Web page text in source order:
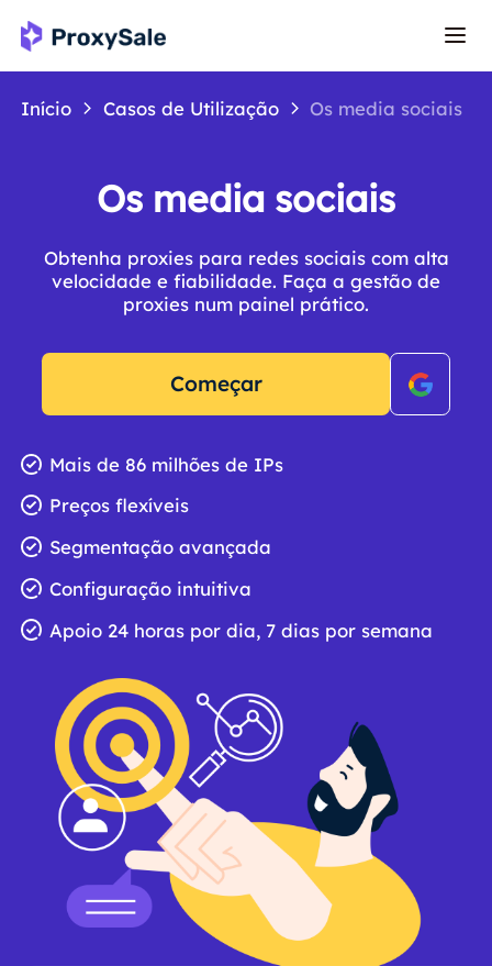
Início Casos de Utilização Os media sociais
Os media sociais
Obtenha proxies para redes sociais com alta
velocidade e fiabilidade. Faça a gestão de
proxies num painel prático.
Começar
Mais de 86 milhões de IPs
Preços flexíveis
Segmentação avançada
Configuração intuitiva
Apoio 24 horas por dia, 7 dias por semana